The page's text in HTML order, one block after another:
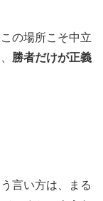
この場所こそ中立
勝者だけが正義
言い方は、まる